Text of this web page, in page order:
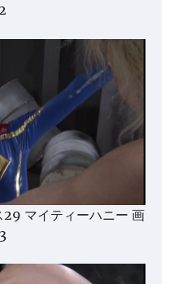
29 マイティーハニー 画